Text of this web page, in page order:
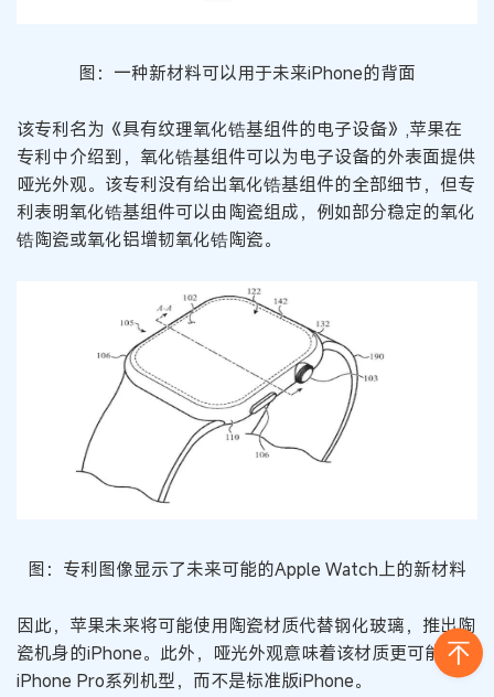
图：一种新材料可以用于未来iPhone的背面
该专利名为《具有纹理氧化锆基组件的电子设备》,苹果在
专利中介绍到，氧化锆基组件可以为电子设备的外表面提供
哑光外观。该专利没有给出氧化锆基组件的全部细节，但专
利表明氧化锆基组件可以由陶瓷组成，例如部分稳定的氧化
锆陶瓷或氧化铝增韧氧化锆陶瓷。
图：专利图像显示了未来可能的Apple Watch上的新材料
因此，苹果未来将可能使用陶瓷材质代替钢化玻璃，推出陶
瓷机身的iPhone。此外，哑光外观意味着该材质更可能用于
iPhone Pro系列机型，而不是标准版iPhone。